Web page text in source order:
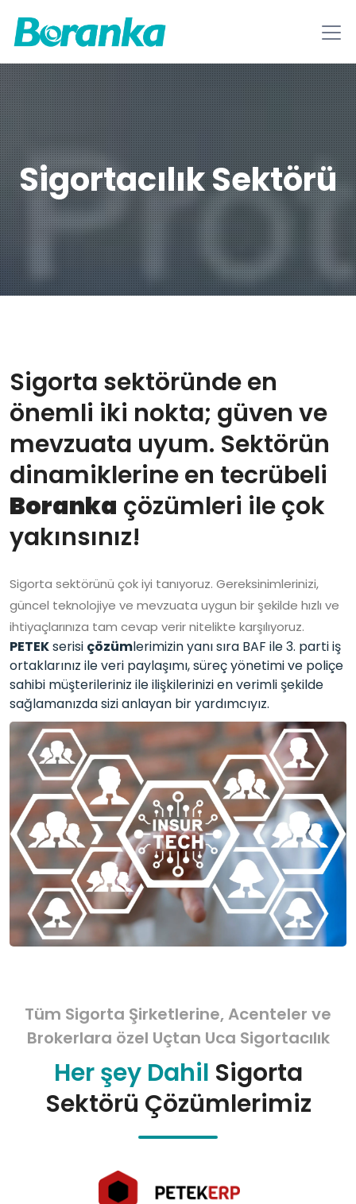
Sigortacılık Sektörü
Sigorta sektöründe en
önemli iki nokta; güven ve
mevzuata uyum. Sektörün
dinamiklerine en tecrübeli
Boranka çözümleri ile çok
yakınsınız!
Sigorta sektörünü çok iyi tanıyoruz. Gereksinimlerinizi,
güncel teknolojiye ve mevzuata uygun bir şekilde hızlı ve
ihtiyaçlarınıza tam cevap verir nitelikte karşılıyoruz.
PETEKserisi çözümlerimizin yanı sıra BAF ile 3. parti iş
ortaklarınız ile veri paylaşımı, süreç yönetimi ve poliçe
sahibi müşterileriniz ile ilişkilerinizi en verimli şekilde
sağlamanızda sizi anlayan bir yardımcıyız.
Tüm Sigorta Şirketlerine, Acenteler ve
Brokerlara özel Uçtan Uca Sigortacılık
Her şey Dahil Sigorta
Sektörü Çözümlerimiz